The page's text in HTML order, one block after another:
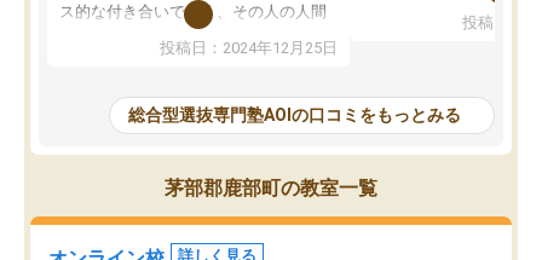
ス的な付き合いでなく、その人の人間
性までを適切に把握し、むきあってい
るなぁと強く感じることできました。
と相談すると、他の先生も紹介してく
ださり、客観的なアドバイスもいただ
くことができました（志望理由・自己
PR等の添削において）。そして、なに
より自習室が解放されている点がよか
ったです。友達と好きな時間に自習
し、お互いを高めあえる環境がありま
投稿日：2024年12月25日
たことから、AOIに入塾
で、AO入試を改めて知
それに対しての具体的な
ことでした。更に子供の
る適正等についても詳し
でき、メンターの方々も
けてらっしゃいますので
投稿日：
総合型選抜専門塾AOIの口コミをもっとみる
茅部郡鹿部町の教室一覧
詳しく見る